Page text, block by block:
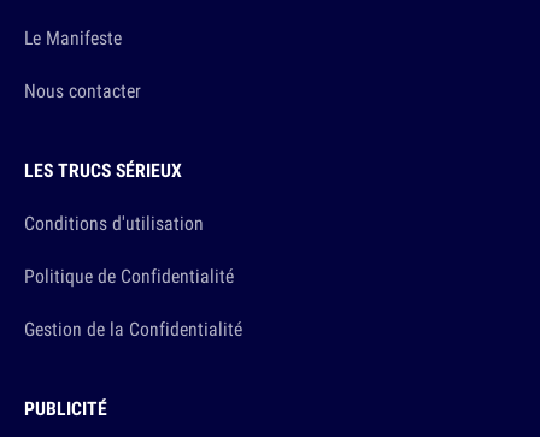
Le Manifeste
Nous contacter
LES TRUCS SÉRIEUX
Conditions d'utilisation
Politique de Confidentialité
Gestion de la Confidentialité
PUBLICITÉ